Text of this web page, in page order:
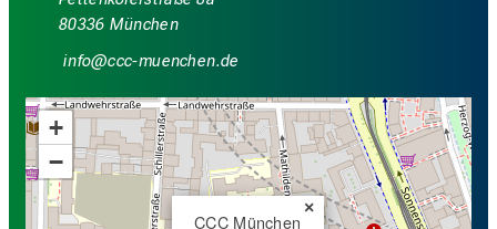
80336 München
luwü
yyy_vJfiuyzJiu-mi
CCC München
×
+
−